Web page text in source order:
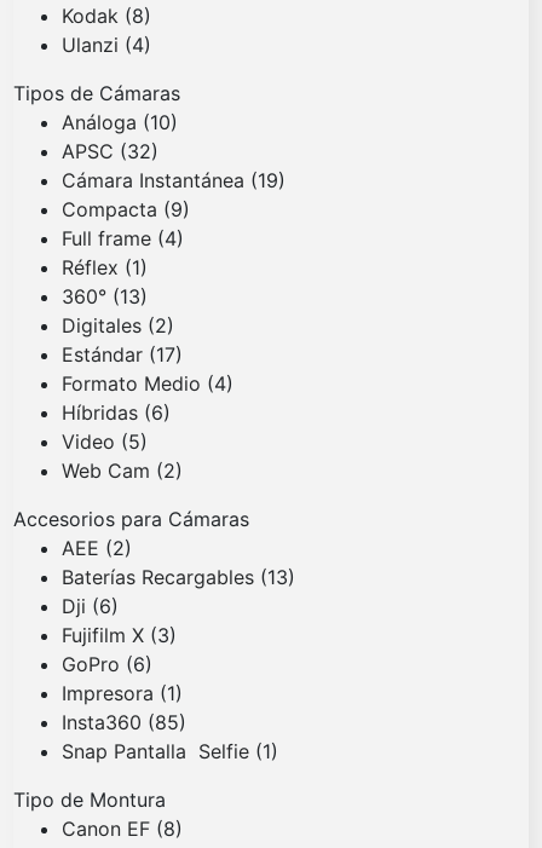
Kodak (8)
Ulanzi (4)
Tipos de Cámaras
Análoga (10)
APSC (32)
Cámara Instantánea (19)
Compacta (9)
Full frame (4)
Réflex (1)
360° (13)
Digitales (2)
Estándar (17)
Formato Medio (4)
Híbridas (6)
Video (5)
Web Cam (2)
Accesorios para Cámaras
AEE (2)
Baterías Recargables (13)
Dji (6)
Fujifilm X (3)
GoPro (6)
Impresora (1)
Insta360 (85)
Snap Pantalla Selfie (1)
Tipo de Montura
Canon EF (8)